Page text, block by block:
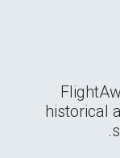
historical